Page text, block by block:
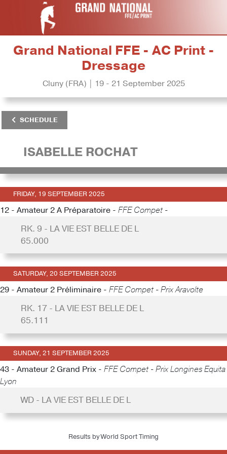
Grand National FFE - AC Print -
Dressage
Cluny (FRA) | 19 - 21 September 2025
SCHEDULE
ISABELLE ROCHAT
FRIDAY, 19 SEPTEMBER 2025
12 - Amateur 2 A Préparatoire - FFE Compet -
RK. 9 - LA VIE EST BELLE DE L
65.000
SATURDAY, 20 SEPTEMBER 2025
29 - Amateur 2 Préliminaire - FFE Compet - Prix Aravolte
RK. 17 - LA VIE EST BELLE DE L
65.111
SUNDAY, 21 SEPTEMBER 2025
43 - Amateur 2 Grand Prix - FFE Compet - Prix Longines Equita
Lyon
WD - LA VIE EST BELLE DE L
Results by World Sport Timing